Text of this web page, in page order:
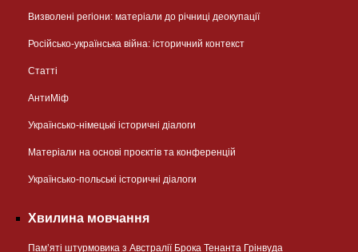
Визволені регіони: матеріали до річниці деокупації
Російсько-українська війна: історичний контекст
Статті
АнтиМіф
Українсько-німецькі історичні діалоги
Матеріали на основі проєктів та конференцій
Українсько-польські історичні діалоги
Хвилина мовчання
Пам’яті штурмовика з Австралії Брока Тенанта Грінвуда